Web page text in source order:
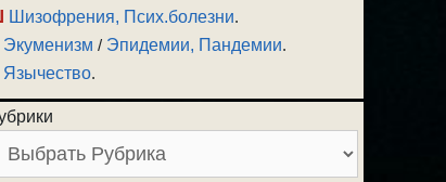
Шизофрения, Псих.болезни.
Экуменизм / Эпидемии, Пандемии.
Язычество.